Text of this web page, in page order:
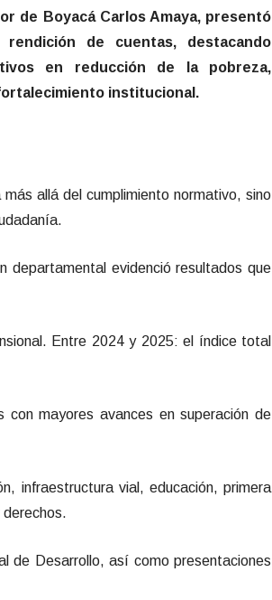
de Boyacá Carlos Amaya, presentó
de cuentas, destacando
en reducción de la pobreza,
institucional.
allá del cumplimiento normativo, sino
departamental evidenció resultados que
Entre 2024 y 2025: el índice total
mayores avances en superación de
infraestructura vial, educación, primera
derechos.
de Desarrollo, así como presentaciones